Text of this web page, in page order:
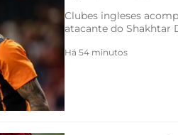
Clubes ingleses
atacante do Shakhtar
Há 54 minutos